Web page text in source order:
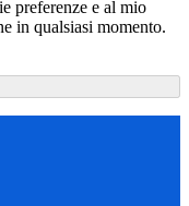
preferenze e al mio
in qualsiasi momento.